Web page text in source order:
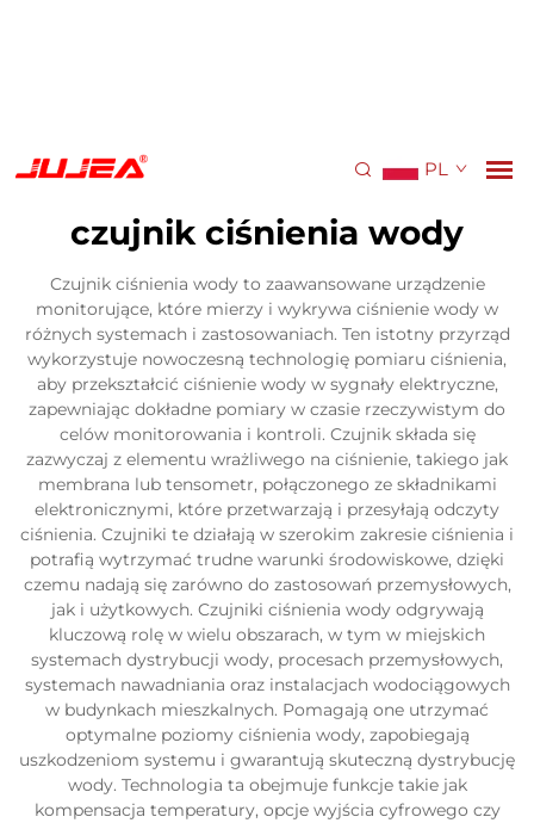
PL
czujnik ciśnienia wody
Czujnik ciśnienia wody to zaawansowane urządzenie
monitorujące, które mierzy i wykrywa ciśnienie wody w
różnych systemach i zastosowaniach. Ten istotny przyrząd
wykorzystuje nowoczesną technologię pomiaru ciśnienia,
aby przekształcić ciśnienie wody w sygnały elektryczne,
zapewniając dokładne pomiary w czasie rzeczywistym do
celów monitorowania i kontroli. Czujnik składa się
zazwyczaj z elementu wrażliwego na ciśnienie, takiego jak
membrana lub tensometr, połączonego ze składnikami
elektronicznymi, które przetwarzają i przesyłają odczyty
ciśnienia. Czujniki te działają w szerokim zakresie ciśnienia i
potrafią wytrzymać trudne warunki środowiskowe, dzięki
czemu nadają się zarówno do zastosowań przemysłowych,
jak i użytkowych. Czujniki ciśnienia wody odgrywają
kluczową rolę w wielu obszarach, w tym w miejskich
systemach dystrybucji wody, procesach przemysłowych,
systemach nawadniania oraz instalacjach wodociągowych
w budynkach mieszkalnych. Pomagają one utrzymać
optymalne poziomy ciśnienia wody, zapobiegają
uszkodzeniom systemu i gwarantują skuteczną dystrybucję
wody. Technologia ta obejmuje funkcje takie jak
kompensacja temperatury, opcje wyjścia cyfrowego czy